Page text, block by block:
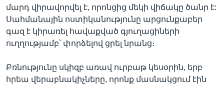
մարդ վիրավորվել է, որոնցից մեկի վիճակը ծանր է:
Սահմանային ոստիկանությունը արցունքաբեր
գազ է կիրառել հավաքված գյուղացիների
ուղղությամբ՝ փորձելով ցրել նրանց։
Բռնությունը սկիզբ առավ ուրբաթ կեսօրին, երբ
հրեա վերաբնակիչները, որոնք մասնակցում էին